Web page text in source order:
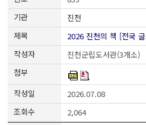
진천
2026 진천의 책 [전국
진천군립도서관(3개소)
2026.07.08
2,064